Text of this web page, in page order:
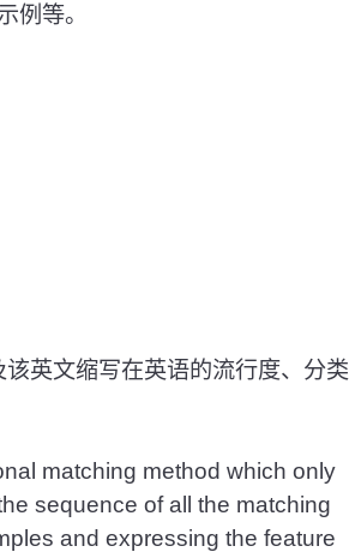
例等。
英文缩写在英语的流行度、分类
matching method which only
sequence of all the matching
and expressing the feature